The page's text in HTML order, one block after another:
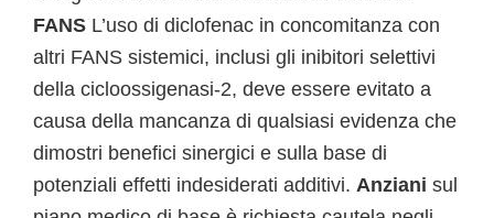
FANS L’uso di diclofenac in concomitanza con
altri FANS sistemici, inclusi gli inibitori selettivi
della cicloossigenasi-2, deve essere evitato a
causa della mancanza di qualsiasi evidenza che
dimostri benefici sinergici e sulla base di
potenziali effetti indesiderati additivi. Anziani sul